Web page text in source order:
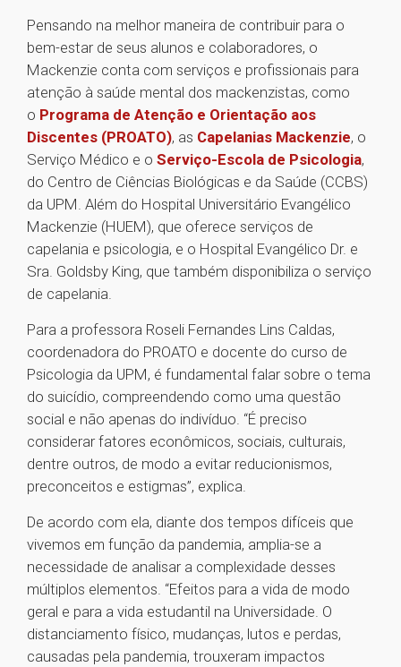
Pensando na melhor maneira de contribuir para o
bem-estar de seus alunos e colaboradores, o
Mackenzie conta com serviços e profissionais para
atenção à saúde mental dos mackenzistas, como
o Programa de Atenção e Orientação aos
Discentes (PROATO), as Capelanias Mackenzie, o
Serviço Médico e o Serviço-Escola de Psicologia,
do Centro de Ciências Biológicas e da Saúde (CCBS)
da UPM. Além do Hospital Universitário Evangélico
Mackenzie (HUEM), que oferece serviços de
capelania e psicologia, e o Hospital Evangélico Dr. e
Sra. Goldsby King, que também disponibiliza o serviço
de capelania.
Para a professora Roseli Fernandes Lins Caldas,
coordenadora do PROATO e docente do curso de
Psicologia da UPM, é fundamental falar sobre o tema
do suicídio, compreendendo como uma questão
social e não apenas do indivíduo. “É preciso
considerar fatores econômicos, sociais, culturais,
dentre outros, de modo a evitar reducionismos,
preconceitos e estigmas”, explica.
De acordo com ela, diante dos tempos difíceis que
vivemos em função da pandemia, amplia-se a
necessidade de analisar a complexidade desses
múltiplos elementos. “Efeitos para a vida de modo
geral e para a vida estudantil na Universidade. O
distanciamento físico, mudanças, lutos e perdas,
causadas pela pandemia, trouxeram impactos